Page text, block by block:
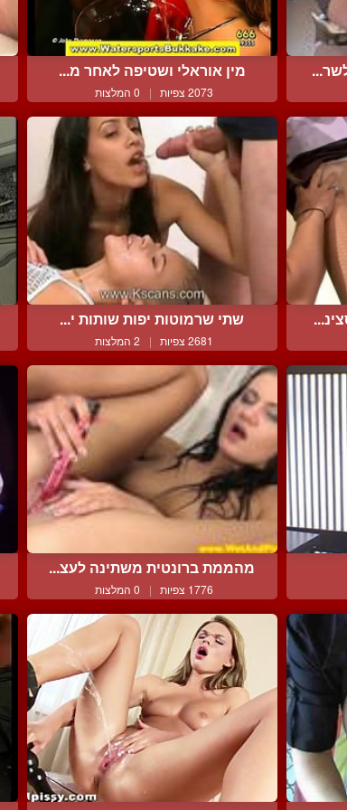
מין אוראלי ושטיפה לאחר מ...
2073 צפיות | 0 המלצות
שתי שרמוטות יפות שותות י...
2681 צפיות | 2 המלצות
מהממת ברונטית משתינה לעצ...
1776 צפיות | 0 המלצות